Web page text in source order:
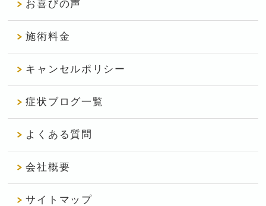
お喜びの声
施術料金
キャンセルポリシー
症状ブログ一覧
よくある質問
会社概要
サイトマップ